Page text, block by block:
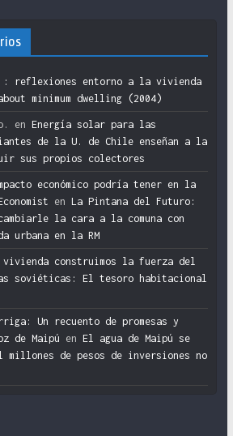
: reflexiones entorno a la vivienda
minimum dwelling (2004)
en Energía solar para las
de la U. de Chile enseñan a la
sus propios colectores
económico podría tener en la
en La Pintana del Futuro:
la cara a la comuna con
urbana en la RM
construimos la fuerza del
soviéticas: El tesoro habitacional
Un recuento de promesas y
de Maipú en El agua de Maipú se
millones de pesos de inversiones no